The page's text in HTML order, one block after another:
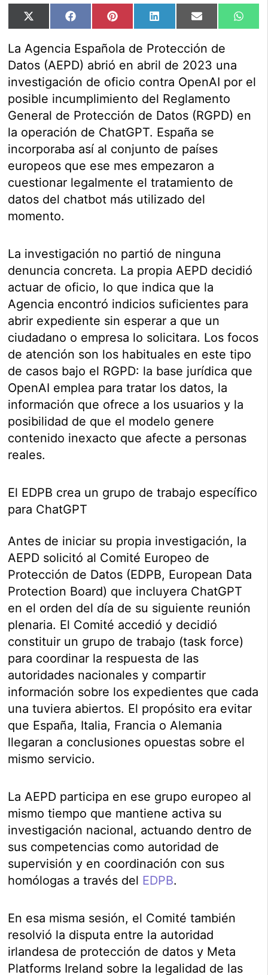
Compartir
en
X
Compartir
en
FacebookCompartir
en
PinterestCompartir
en
LinkedInCompartir
en
Email
en
La Agencia Española de Protección de
Datos (AEPD) abrió en abril de 2023 una
investigación de oficio contra OpenAI por el
posible incumplimiento del Reglamento
General de Protección de Datos (RGPD) en
la operación de ChatGPT. España se
incorporaba así al conjunto de países
europeos que ese mes empezaron a
cuestionar legalmente el tratamiento de
datos del chatbot más utilizado del
momento.
La investigación no partió de ninguna
denuncia concreta. La propia AEPD decidió
actuar de oficio, lo que indica que la
Agencia encontró indicios suficientes para
abrir expediente sin esperar a que un
ciudadano o empresa lo solicitara. Los focos
de atención son los habituales en este tipo
de casos bajo el RGPD: la base jurídica que
OpenAI emplea para tratar los datos, la
información que ofrece a los usuarios y la
posibilidad de que el modelo genere
contenido inexacto que afecte a personas
reales.
El EDPB crea un grupo de trabajo específico
para ChatGPT
Antes de iniciar su propia investigación, la
AEPD solicitó al Comité Europeo de
Protección de Datos (EDPB, European Data
Protection Board) que incluyera ChatGPT
en el orden del día de su siguiente reunión
plenaria. El Comité accedió y decidió
constituir un grupo de trabajo (task force)
para coordinar la respuesta de las
autoridades nacionales y compartir
información sobre los expedientes que cada
una tuviera abiertos. El propósito era evitar
que España, Italia, Francia o Alemania
llegaran a conclusiones opuestas sobre el
mismo servicio.
La AEPD participa en ese grupo europeo al
mismo tiempo que mantiene activa su
investigación nacional, actuando dentro de
sus competencias como autoridad de
supervisión y en coordinación con sus
homólogas a través del EDPB.
En esa misma sesión, el Comité también
resolvió la disputa entre la autoridad
irlandesa de protección de datos y Meta
Platforms Ireland sobre la legalidad de las